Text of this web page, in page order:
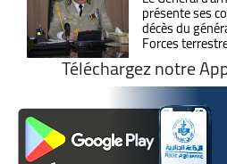
présente ses
décès du
Forces
Téléchargez notre